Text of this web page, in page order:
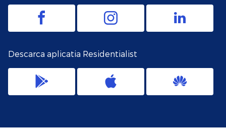
Descarca aplicatia Residentialist